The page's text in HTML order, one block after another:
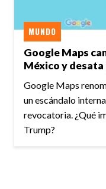
Google Maps
México y
MUNDO
Google Maps
un escándalo
revocatoria. ¿Qué
Trump?